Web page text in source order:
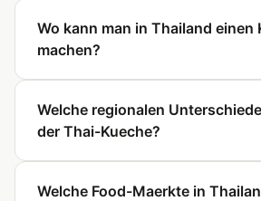
Wo kann man in Thailand einen
machen?
Welche regionalen
der Thai-Kueche?
Welche Food-Maerkte in